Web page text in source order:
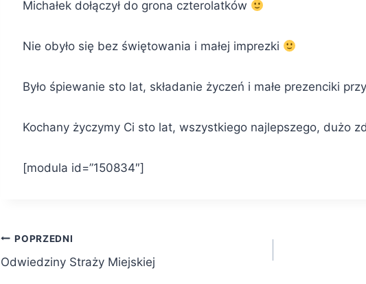
Michałek dołączył do grona czterolatków
Nie obyło się bez świętowania i małej imprezki
Było śpiewanie sto lat, składanie życzeń i małe prezenciki
Kochany życzymy Ci sto lat, wszystkiego najlepszego, dużo
[modula id=”150834″]
Nawigacja
wpisu
POPRZEDNI
Odwiedziny Straży Miejskiej